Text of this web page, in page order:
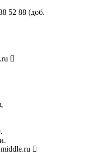
52 88 (доб.